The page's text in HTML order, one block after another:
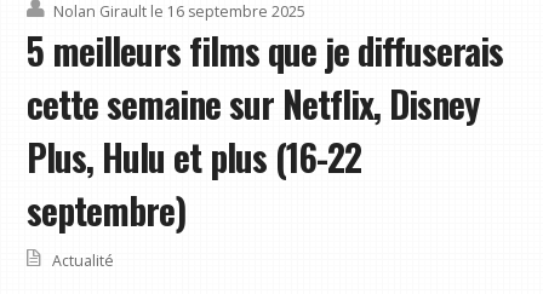
Nolan Girault le 16 septembre 2025
5 meilleurs films que je diffuserais
cette semaine sur Netflix, Disney
Plus, Hulu et plus (16-22
septembre)
Actualité